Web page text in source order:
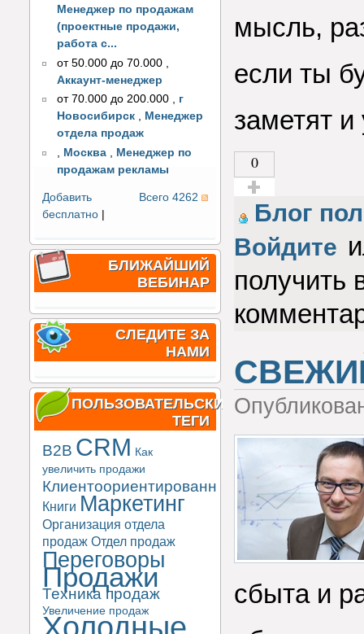
Менеджер по продажам
(проектные продажи,
работа с...
от 50.000 до 70.000
Аккаунт-менеджер
от 70.000 до 200.000 , г
Новосибирск , Менеджер
отдела продаж
, Москва , Менеджер по
продажам рекламы
Всего 4262
Добавить
бесплатно
БЛИЖАЙШИЙ
ВЕБИНАР
СЛЕДИТЕ ЗА
НАМИ
ПОЛЬЗОВАТЕЛЬСКИЕ
ТЕГИ
B2B CRM Как
увеличить продажи
Клиентоориентированность
Книги Маркетинг
Организация отдела
продаж Отдел продаж
Переговоры
Продажи
Техника продаж
Увеличение продаж
мысль,
если ты
заметят и
0
Голос за!
Блог
Войдите
получить
сбыта и